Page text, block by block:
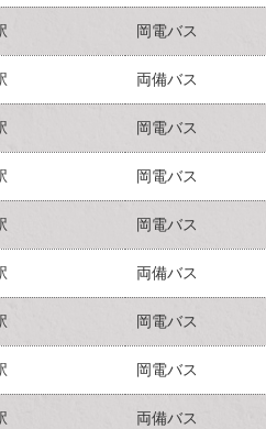
岡電バス
両備バス
岡電バス
岡電バス
岡電バス
両備バス
岡電バス
岡電バス
両備バス